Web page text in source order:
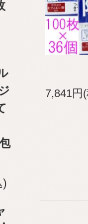
)
7,841円